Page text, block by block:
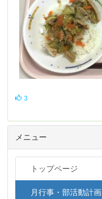
3
メニュー
トップページ
月行事・部活動計画